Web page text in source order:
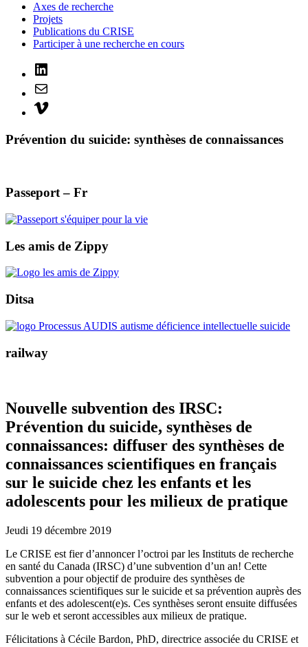
Axes de recherche
Projets
Publications du CRISE
Participer à une recherche en cours
Prévention du suicide: synthèses de connaissances
Passeport – Fr
Les amis de Zippy
Ditsa
railway
Nouvelle subvention des IRSC:
Prévention du suicide, synthèses de
connaissances: diffuser des synthèses de
connaissances scientifiques en français
sur le suicide chez les enfants et les
adolescents pour les milieux de pratique
Jeudi 19 décembre 2019
Le CRISE est fier d’annoncer l’octroi par les Instituts de recherche
en santé du Canada (IRSC) d’une subvention d’un an! Cette
subvention a pour objectif de produire des synthèses de
connaissances scientifiques sur le suicide et sa prévention auprès des
enfants et des adolescent(e)s. Ces synthèses seront ensuite diffusées
sur le web et seront accessibles aux milieux de pratique.
Félicitations à Cécile Bardon, PhD, directrice associée du CRISE et